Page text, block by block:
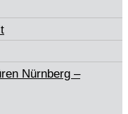
Nürnberg –